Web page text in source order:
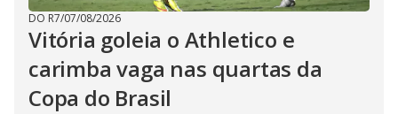
DO R7/07/08/2026
Vitória goleia o Athletico e
carimba vaga nas quartas da
Copa do Brasil